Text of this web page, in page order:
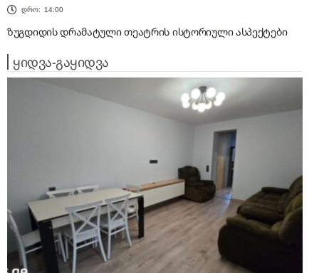
დრო: 14:00
ზუგდიდის დრამატული თეატრის ისტორიული ასპექტები
ყიდვა-გაყიდვა